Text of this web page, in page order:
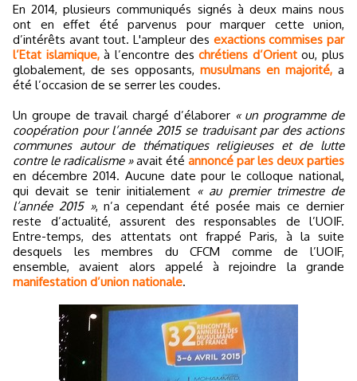
En 2014, plusieurs communiqués signés à deux mains nous
ont en effet été parvenus pour marquer cette union,
d’intérêts avant tout. L'ampleur des exactions commises par
l’Etat islamique,à l’encontre deschrétiens d’Orientou, plus
globalement, de ses opposants, musulmans en majorité, a
été l’occasion de se serrer les coudes.
Un groupe de travail chargé d’élaborer « un programme de
coopération pour l’année 2015 se traduisant par des actions
communes autour de thématiques religieuses et de lutte
contre le radicalisme »avait été annoncé par les deux parties
en décembre 2014. Aucune date pour le colloque national,
qui devait se tenir initialement « au premier trimestre de
l’année 2015 », n’a cependant été posée mais ce dernier
reste d’actualité, assurent des responsables de l’UOIF.
Entre-temps, des attentats ont frappé Paris, à la suite
desquels les membres du CFCM comme de l’UOIF,
ensemble, avaient alors appelé à rejoindre la grande
manifestation d’union nationale.